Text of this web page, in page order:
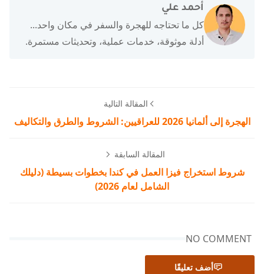
أحمد علي
كل ما تحتاجه للهجرة والسفر في مكان واحد...
أدلة موثوقة، خدمات عملية، وتحديثات مستمرة.
المقالة التالية
الهجرة إلى ألمانيا 2026 للعراقيين: الشروط والطرق والتكاليف
المقالة السابقة
شروط استخراج فيزا العمل في كندا بخطوات بسيطة (دليلك
الشامل لعام 2026)
NO COMMENT
أضف تعليقًا